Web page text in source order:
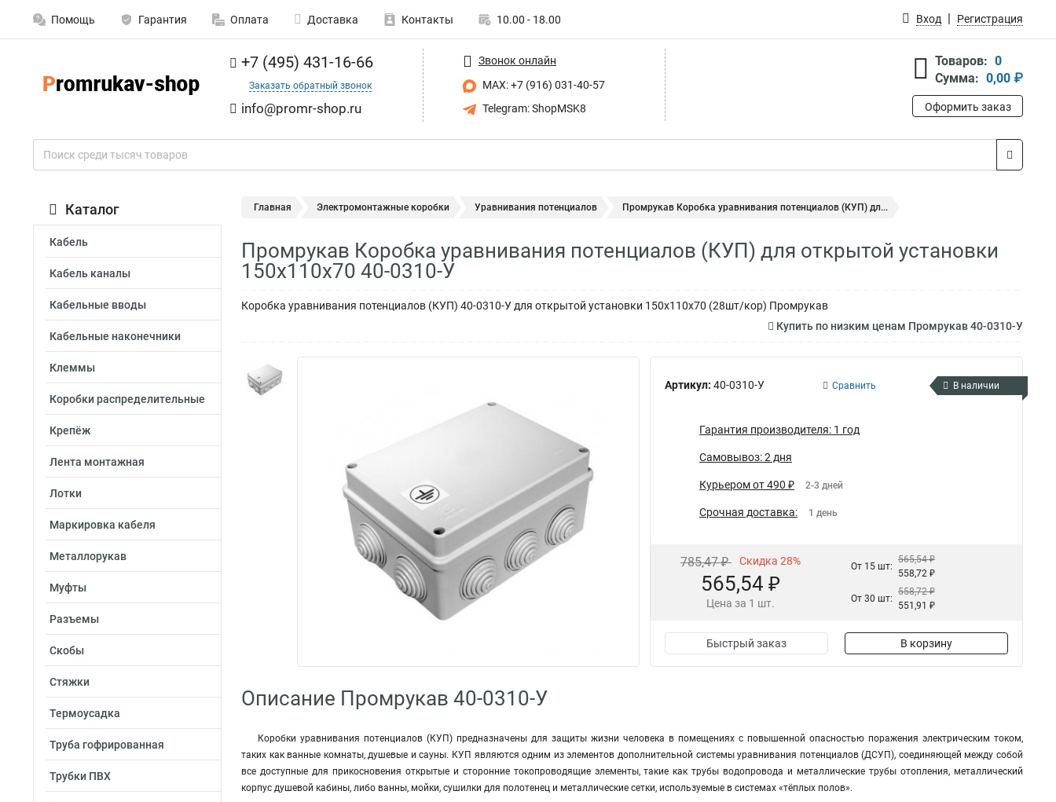
Помощь Гарантия Оплата Доставка Контакты 10.00 - 18.00 Вход Регистрация
+7 (495) 431-16-66
Заказать обратный звонок
info@promr-shop.ru
Звонок онлайн
MAX: +7 (916) 031-40-57
Telegram: ShopMSK8
Товаров: 0
Сумма: 0,00 ₽
Оформить заказ
Каталог
Кабель
Кабель каналы
Кабельные вводы
Кабельные наконечники
Клеммы
Коробки распределительные
Крепёж
Лента монтажная
Лотки
Маркировка кабеля
Металлорукав
Муфты
Разъемы
Скобы
Стяжки
Термоусадка
Труба гофрированная
Трубки ПВХ
Главная Электромонтажные коробки Уравнивания потенциалов Промрукав Коробка уравнивания потенциалов (КУП) дл...
Промрукав Коробка уравнивания потенциалов (КУП) для открытой установки
150х110х70 40-0310-У
Коробка уравнивания потенциалов (КУП) 40-0310-У для открытой установки 150х110х70 (28шт/кор) Промрукав
Купить по низким ценам Промрукав 40-0310-У
Артикул: 40-0310-У Сравнить В наличии
Гарантия производителя: 1 год
Самовывоз: 2 дня
Курьером от 490 ₽ 2-3 дней
Срочная доставка: 1 день
785,47 ₽ Скидка 28%
565,54 ₽
Цена за 1 шт.
От 15 шт:
565,54 ₽
558,72 ₽
От 30 шт:
558,72 ₽
551,91 ₽
Быстрый заказ В корзину
Описание Промрукав 40-0310-У
Коробки уравнивания потенциалов (КУП) предназначены для защиты жизни человека в помещениях с повышенной опасностью поражения электрическим током,
таких как ванные комнаты, душевые и сауны. КУП являются одним из элементов дополнительной системы уравнивания потенциалов (ДСУП), соединяющей между собой
все доступные для прикосновения открытые и сторонние токопроводящие элементы, такие как трубы водопровода и металлические трубы отопления, металлический
корпус душевой кабины, либо ванны, мойки, сушилки для полотенец и металлические сетки, используемые в системах «тёплых полов».